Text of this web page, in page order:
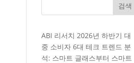
검색
ABI 리서치 2026년 하반기 대
중 소비자 6대 테크 트렌드 분
석: 스마트 글래스부터 스마트